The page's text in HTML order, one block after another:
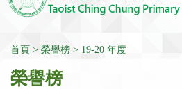
首頁 榮譽榜 19-20 年度
榮譽榜